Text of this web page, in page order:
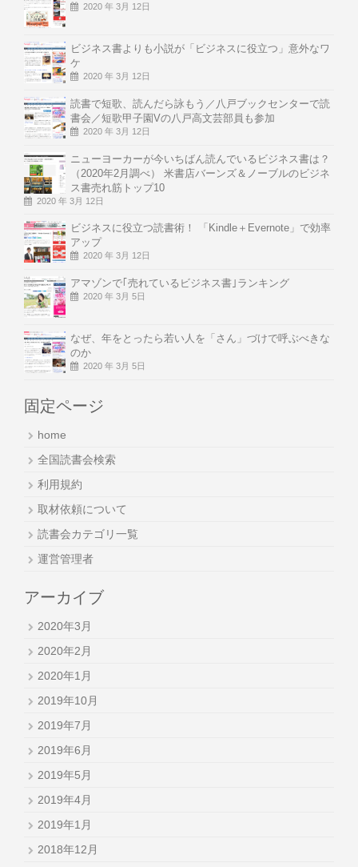
2020 年 3月 12日
ビジネス書よりも小説が「ビジネスに役立つ」意外なワ
ケ
2020 年 3月 12日
読書で短歌、読んだら詠もう／八戸ブックセンターで読
書会／短歌甲子園Vの八戸高文芸部員も参加
2020 年 3月 12日
ニューヨーカーが今いちばん読んでいるビジネス書は？
（2020年2月調べ） 米書店バーンズ＆ノーブルのビジネ
ス書売れ筋トップ10
2020 年 3月 12日
ビジネスに役立つ読書術！ 「Kindle＋Evernote」で効率
アップ
2020 年 3月 12日
アマゾンで｢売れているビジネス書｣ランキング
2020 年 3月 5日
なぜ、年をとったら若い人を「さん」づけで呼ぶべきな
のか
2020 年 3月 5日
固定ページ
home
全国読書会検索
利用規約
取材依頼について
読書会カテゴリ一覧
運営管理者
アーカイブ
2020年3月
2020年2月
2020年1月
2019年10月
2019年7月
2019年6月
2019年5月
2019年4月
2019年1月
2018年12月